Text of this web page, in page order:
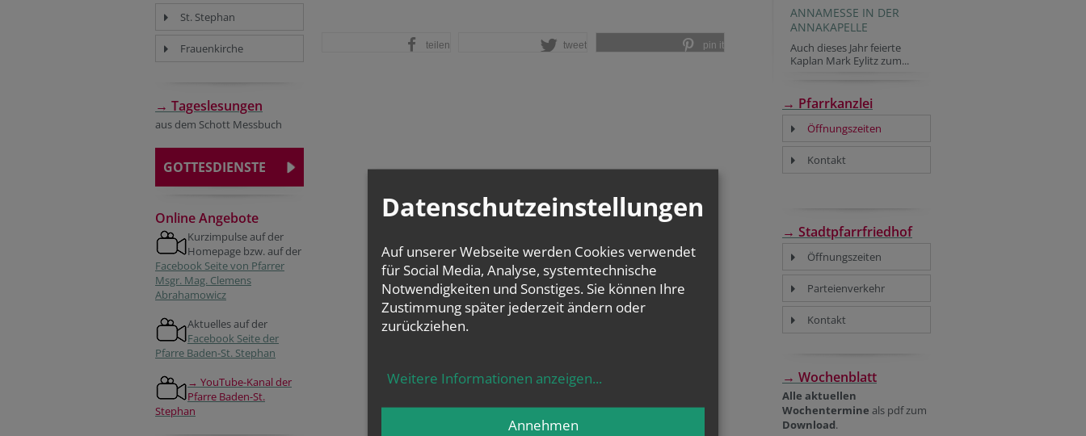
St. Stephan
Frauenkirche
→ Tageslesungen
aus dem Schott Messbuch
GOTTESDIENSTE
Online Angebote
Kurzimpulse auf der
Homepage bzw. auf der
Facebook Seite von Pfarrer
Msgr. Mag. Clemens
Abrahamowicz
Aktuelles auf der
Facebook Seite der
Pfarre Baden-St. Stephan
→ YouTube-Kanal der
Pfarre Baden-St.
Stephan
teilen tweet pin it
ANNAMESSE IN DER
ANNAKAPELLE
Auch dieses Jahr feierte
Kaplan Mark Eylitz zum...
→ Pfarrkanzlei
Öffnungszeiten
Kontakt
→ Stadtpfarrfriedhof
Öffnungszeiten
Parteienverkehr
Kontakt
→ Wochenblatt
Alle aktuellen
Wochentermine als pdf zum
Download.
Datenschutzeinstellungen
Auf unserer Webseite werden Cookies verwendet
für Social Media, Analyse, systemtechnische
Notwendigkeiten und Sonstiges. Sie können Ihre
Zustimmung später jederzeit ändern oder
zurückziehen.
Weitere Informationen anzeigen...
Annehmen